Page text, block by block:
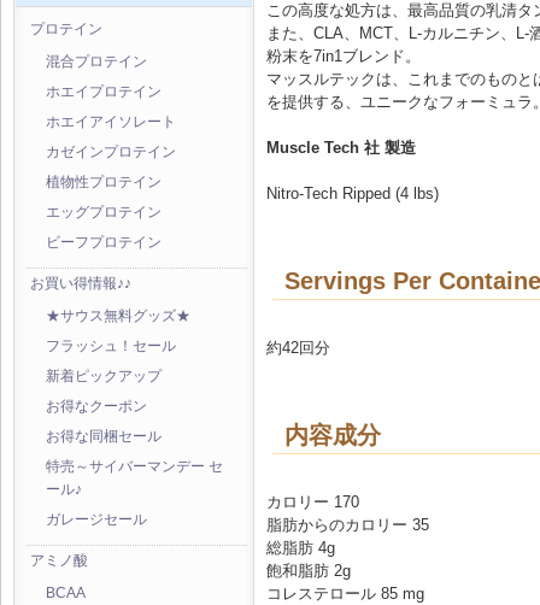
プロテイン
混合プロテイン
ホエイプロテイン
ホエイアイソレート
カゼインプロテイン
植物性プロテイン
エッグプロテイン
ビーフプロテイン
お買い得情報♪♪
★サウス無料グッズ★
フラッシュ！セール
新着ピックアップ
お得なクーポン
お得な同梱セール
特売～サイバーマンデー セ
ール♪
ガレージセール
アミノ酸
BCAA
この高度な処方は、最高品質の乳清
また、CLA、MCT、L-カルニチン、
粉末を7in1ブレンド。
マッスルテックは、これまでのもの
を提供する、ユニークなフォーミュラ
Muscle Tech 社 製造
Nitro-Tech Ripped (4 lbs)
Servings Per
約42回分
内容成分
カロリー 170
脂肪からのカロリー 35
総脂肪 4g
飽和脂肪 2g
コレステロール 85 mg